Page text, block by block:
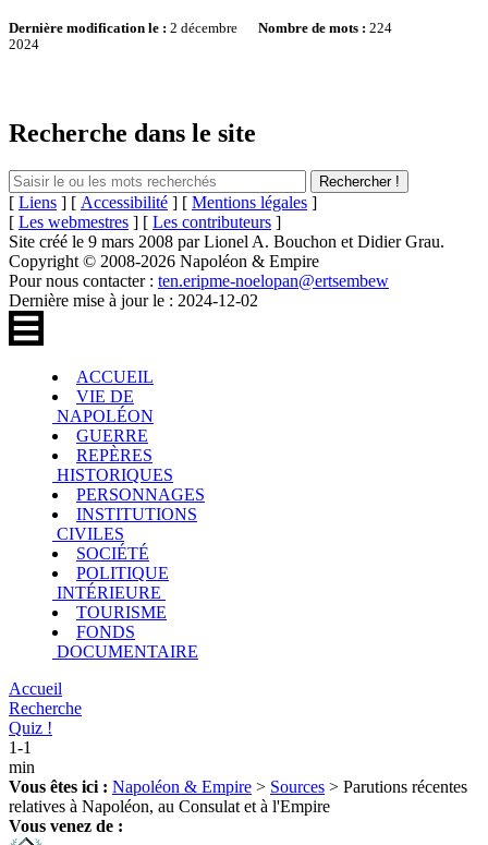
Dernière modification le : 2 décembre
2024
Nombre de mots : 224
Recherche dans le site
[ Liens ] [ Accessibilité ] [ Mentions légales ]
[ Les webmestres ] [ Les contributeurs ]
Site créé le 9 mars 2008 par Lionel A. Bouchon et Didier Grau.
Copyright © 2008-2026 Napoléon & Empire
Pour nous contacter : ten.eripme-noelopan@ertsembew
Dernière mise à jour le : 2024-12-02
ACCUEIL
VIE DE
NAPOLÉON
GUERRE
REPÈRES
HISTORIQUES
PERSONNAGES
INSTITUTIONS
CIVILES
SOCIÉTÉ
POLITIQUE
INTÉRIEURE
TOURISME
FONDS
DOCUMENTAIRE
Accueil
Recherche
Quiz !
1-1
min
Vous êtes ici : Napoléon & Empire > Sources > Parutions récentes
relatives à Napoléon, au Consulat et à l'Empire
Vous venez de :